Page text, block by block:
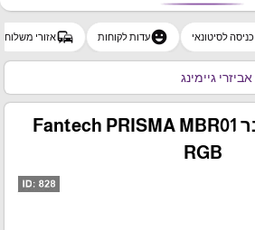
כניסה לסיטונאי emoji_emotionsעדות לקוחות commuteאזורי משלוח
אביזרי גיימינג
מחזיק כבל עכבר Fantech PRISMA MBR01
RGB